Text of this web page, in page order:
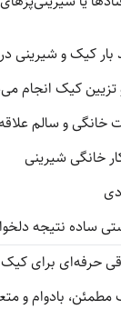
بار کیک و شیرینی
کیک انجام
خانگی و سالم
خانگی شیرینی
ساده نتیجه
حرفه‌ای برای